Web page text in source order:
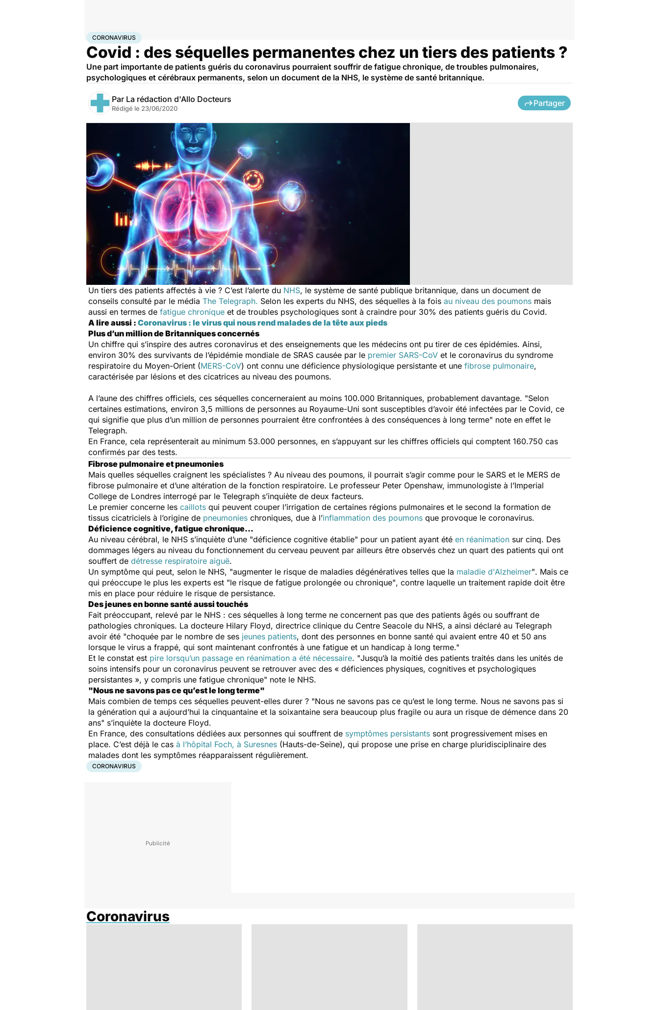
AccueilSantéMaladies
CORONAVIRUS
Covid : des séquelles permanentes chez un tiers des patients ?
Une part importante de patients guéris du coronavirus pourraient souffrir de fatigue chronique, de troubles pulmonaires,
psychologiques et cérébraux permanents, selon un document de la NHS, le système de santé britannique.
Par La rédaction d'Allo Docteurs
Rédigé le 23/06/2020
Partager
Un tiers des patients affectés à vie ? C’est l’alerte du NHS, le système de santé publique britannique, dans un document de
conseils consulté par le média The Telegraph. Selon les experts du NHS, des séquelles à la fois au niveau des poumons mais
aussi en termes de fatigue chronique et de troubles psychologiques sont à craindre pour 30% des patients guéris du Covid.
A lire aussi : Coronavirus : le virus qui nous rend malades de la tête aux pieds
Plus d’un million de Britanniques concernés
Un chiffre qui s’inspire des autres coronavirus et des enseignements que les médecins ont pu tirer de ces épidémies. Ainsi,
environ 30% des survivants de l’épidémie mondiale de SRAS causée par le premier SARS-CoV et le coronavirus du syndrome
respiratoire du Moyen-Orient (MERS-CoV) ont connu une déficience physiologique persistante et une fibrose pulmonaire,
caractérisée par lésions et des cicatrices au niveau des poumons.
A l’aune des chiffres officiels, ces séquelles concerneraient au moins 100.000 Britanniques, probablement davantage. "Selon
certaines estimations, environ 3,5 millions de personnes au Royaume-Uni sont susceptibles d’avoir été infectées par le Covid, ce
qui signifie que plus d’un million de personnes pourraient être confrontées à des conséquences à long terme" note en effet le
Telegraph.
En France, cela représenterait au minimum 53.000 personnes, en s’appuyant sur les chiffres officiels qui comptent 160.750 cas
confirmés par des tests.
Fibrose pulmonaire et pneumonies
Mais quelles séquelles craignent les spécialistes ? Au niveau des poumons, il pourrait s’agir comme pour le SARS et le MERS de
fibrose pulmonaire et d’une altération de la fonction respiratoire. Le professeur Peter Openshaw, immunologiste à l’Imperial
College de Londres interrogé par le Telegraph s’inquiète de deux facteurs.
Le premier concerne les caillots qui peuvent couper l’irrigation de certaines régions pulmonaires et le second la formation de
tissus cicatriciels à l’origine de pneumonies chroniques, due à l’inflammation des poumons que provoque le coronavirus.
Déficience cognitive, fatigue chronique…
Au niveau cérébral, le NHS s’inquiète d’une "déficience cognitive établie" pour un patient ayant été en réanimation sur cinq. Des
dommages légers au niveau du fonctionnement du cerveau peuvent par ailleurs être observés chez un quart des patients qui ont
souffert de détresse respiratoire aiguë.
Un symptôme qui peut, selon le NHS, "augmenter le risque de maladies dégénératives telles que la maladie d'Alzheimer". Mais ce
qui préoccupe le plus les experts est "le risque de fatigue prolongée ou chronique", contre laquelle un traitement rapide doit être
mis en place pour réduire le risque de persistance.
Des jeunes en bonne santé aussi touchés
Fait préoccupant, relevé par le NHS : ces séquelles à long terme ne concernent pas que des patients âgés ou souffrant de
pathologies chroniques. La docteure Hilary Floyd, directrice clinique du Centre Seacole du NHS, a ainsi déclaré au Telegraph
avoir été "choquée par le nombre de ses jeunes patients, dont des personnes en bonne santé qui avaient entre 40 et 50 ans
lorsque le virus a frappé, qui sont maintenant confrontés à une fatigue et un handicap à long terme."
Et le constat est pire lorsqu’un passage en réanimation a été nécessaire. "Jusqu’à la moitié des patients traités dans les unités de
soins intensifs pour un coronavirus peuvent se retrouver avec des « déficiences physiques, cognitives et psychologiques
persistantes », y compris une fatigue chronique" note le NHS.
"Nous ne savons pas ce qu’est le long terme"
Mais combien de temps ces séquelles peuvent-elles durer ? "Nous ne savons pas ce qu’est le long terme. Nous ne savons pas si
la génération qui a aujourd’hui la cinquantaine et la soixantaine sera beaucoup plus fragile ou aura un risque de démence dans 20
ans" s’inquiète la docteure Floyd.
En France, des consultations dédiées aux personnes qui souffrent de symptômes persistants sont progressivement mises en
place. C’est déjà le cas à l’hôpital Foch, à Suresnes (Hauts-de-Seine), qui propose une prise en charge pluridisciplinaire des
malades dont les symptômes réapparaissent régulièrement.
CORONAVIRUS
Coronavirus